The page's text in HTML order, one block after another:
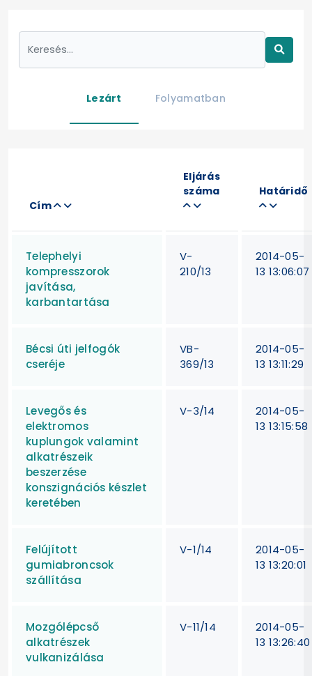
Lezárt Folyamatban
Cím
Eljárás
száma
Határidő
Telephelyi
kompresszorok
javítása,
karbantartása
V-
210/13
2014-05-
13 13:06:07
Bécsi úti jelfogók
cseréje
VB-
369/13
2014-05-
13 13:11:29
Levegős és
elektromos
kuplungok valamint
alkatrészeik
beszerzése
konszignációs készlet
keretében
V-3/14
2014-05-
13 13:15:58
Felújított
gumiabroncsok
szállítása
V-1/14
2014-05-
13 13:20:01
Mozgólépcső
alkatrészek
vulkanizálása
V-11/14
2014-05-
13 13:26:40